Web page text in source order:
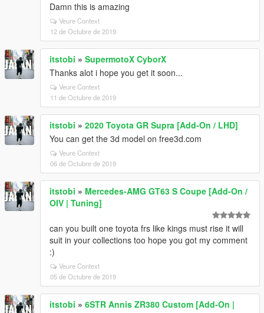
Damn this is amazing
Veure Context
12 de Octubre de 2019
itstobi » SupermotoX CyborX
Thanks alot i hope you get it soon...
Veure Context
11 de Octubre de 2019
itstobi » 2020 Toyota GR Supra [Add-On / LHD]
You can get the 3d model on free3d.com
Veure Context
06 de Octubre de 2019
itstobi » Mercedes-AMG GT63 S Coupe [Add-On /
OIV | Tuning]
can you built one toyota frs like kings must rise it will
suit in your collections too hope you got my comment
:)
Veure Context
05 de Octubre de 2019
itstobi » 6STR Annis ZR380 Custom [Add-On |